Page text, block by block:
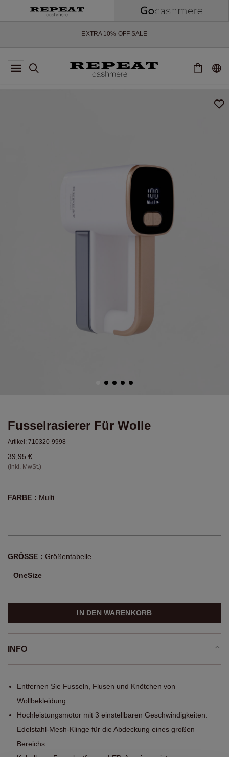
*DIESES ANGEBOT GILT BIS ZUM 12 AUGUST 2026
*GILT NICHT FÜR LIMITED EDITION
*AUSNAHMEN SIND MÖGLICH
Fusselrasierer Für Wolle
Artikel: 710320-9998
39,95 €
(inkl. MwSt.)
FARBE： Multi
GRÖSSE： Größentabelle
OneSize
IN DEN WARENKORB
INFO
Entfernen Sie Fusseln, Flusen und Knötchen von
Wollbekleidung.
Hochleistungsmotor mit 3 einstellbaren Geschwindigkeiten.
Edelstahl-Mesh-Klinge für die Abdeckung eines großen
Bereichs.